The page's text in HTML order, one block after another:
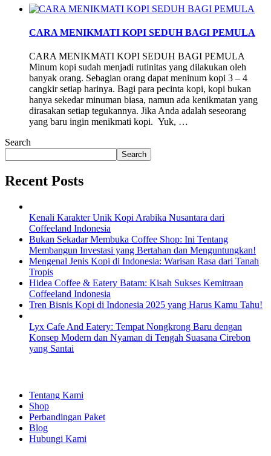
CARA MENIKMATI KOPI SEDUH BAGI PEMULA
CARA MENIKMATI KOPI SEDUH BAGI PEMULA
Minum kopi sudah menjadi rutinitas yang dilakukan oleh
banyak orang. Sebagian orang dapat meninum kopi 3 – 4
cangkir setiap harinya. Bagi para pecinta kopi, kopi bukan
hanya sekedar minuman biasa, namun ada kenikmatan yang
dirasakan setiap tegukannya. Jika Anda adalah seseorang
yang baru ingin menikmati kopi. Yuk, …
Search
Search
Recent Posts
Kenali Karakter Unik Kopi Arabika Nusantara dari
Coffeeland Indonesia
Bukan Sekadar Membuka Coffee Shop: Ini Tentang
Membangun Investasi yang Bertahan dan Menguntungkan!
Mengenal Jenis Kopi di Indonesia: Warisan Rasa dari Tanah
Tropis
Hidea Coffee & Eatery Batam: Kisah Sukses Kemitraan
Coffeeland Indonesia
Tren Bisnis Kopi di Indonesia 2025 yang Harus Kamu Tahu!
Lyx Cafe And Eatery: Tempat Nongkrong Baru dengan
Konsep Modern dan Nyaman di Tengah Suasana Cirebon
yang Santai
Tentang Kami
Shop
Perbandingan Paket
Blog
Hubungi Kami